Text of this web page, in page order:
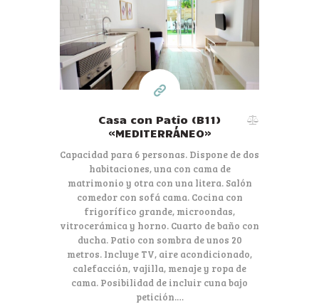
Desde 80€
por día
Casa con Patio (B11)
«MEDITERRÁNEO»
Capacidad para 6 personas. Dispone de dos
habitaciones, una con cama de
matrimonio y otra con una litera. Salón
comedor con sofá cama. Cocina con
frigorífico grande, microondas,
vitrocerámica y horno. Cuarto de baño con
ducha. Patio con sombra de unos 20
metros. Incluye TV, aire acondicionado,
calefacción, vajilla, menaje y ropa de
cama. Posibilidad de incluir cuna bajo
petición.…